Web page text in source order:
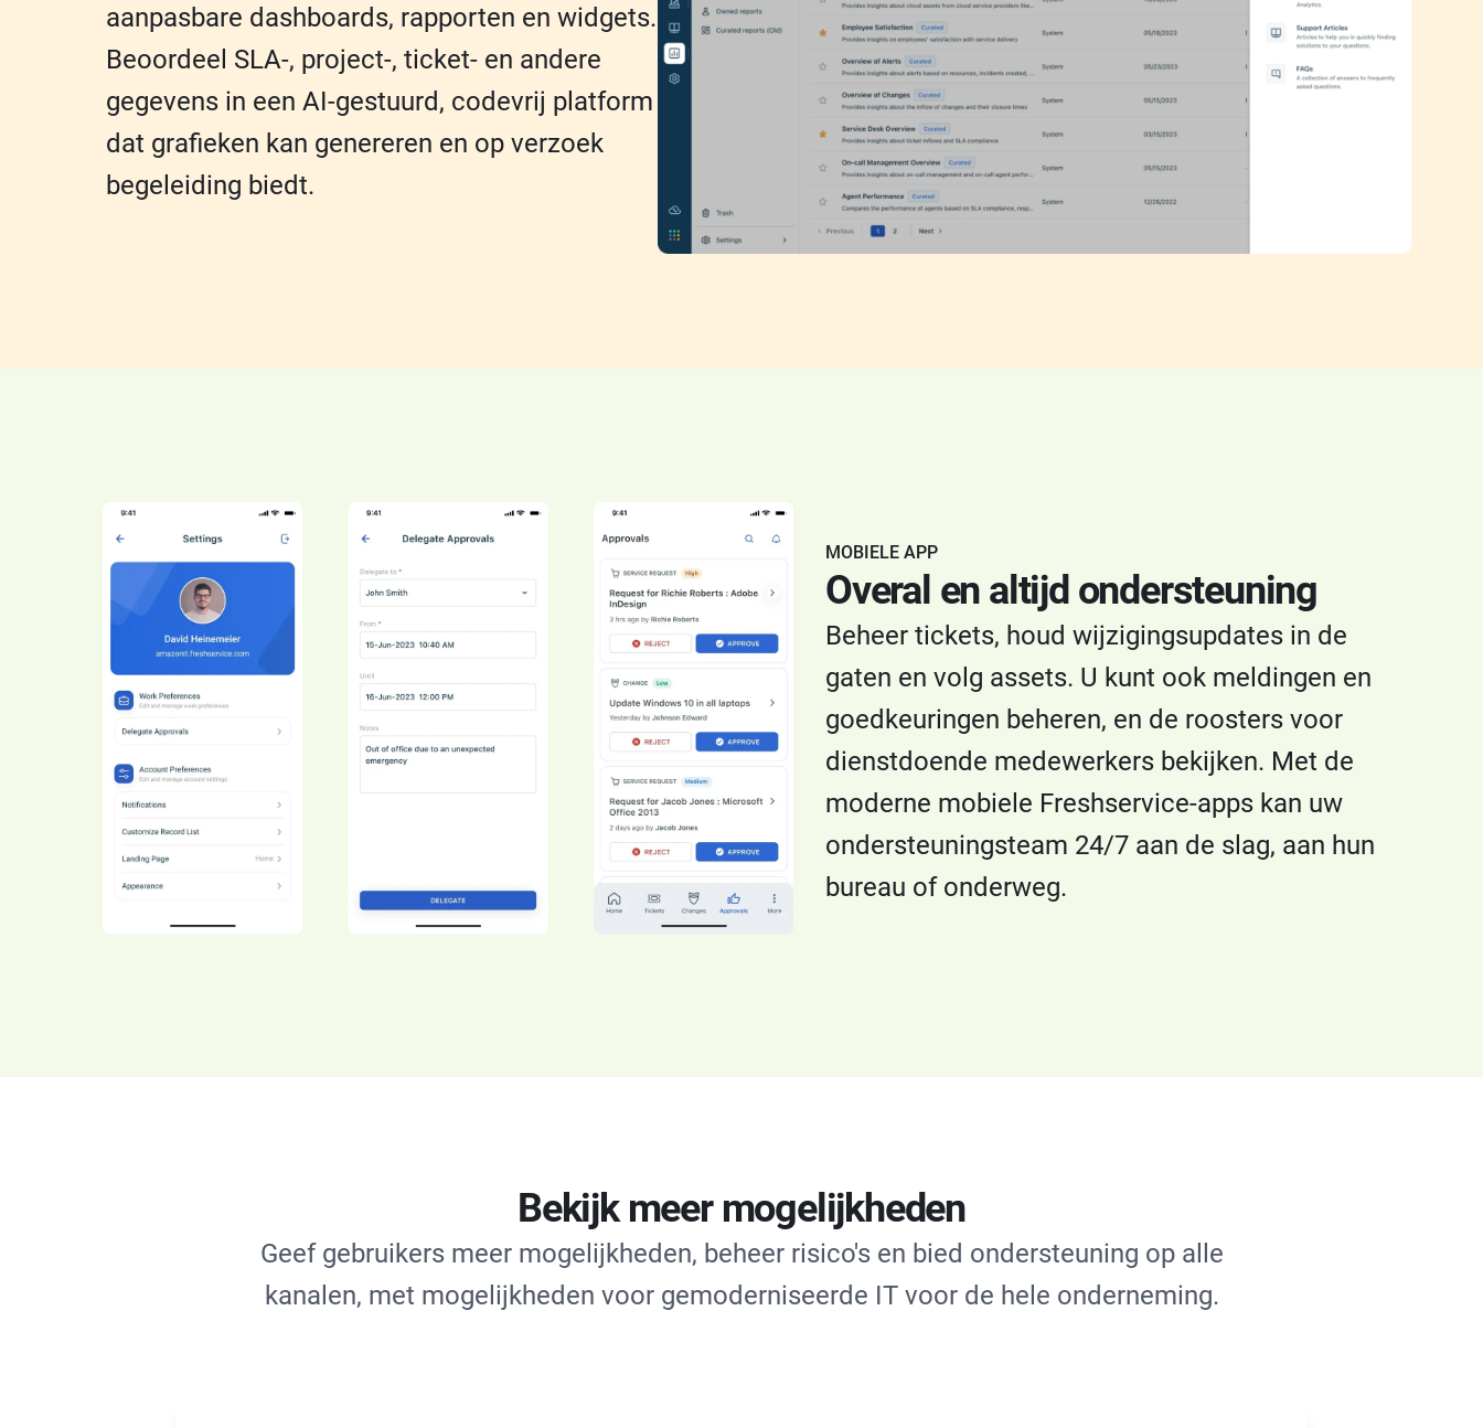
aanpasbare dashboards, rapporten en widgets.
Beoordeel SLA-, project-, ticket- en andere
gegevens in een AI-gestuurd, codevrij platform
dat grafieken kan genereren en op verzoek
begeleiding biedt.
MOBIELE APP
Overal en altijd ondersteuning
Beheer tickets, houd wijzigingsupdates in de
gaten en volg assets. U kunt ook meldingen en
goedkeuringen beheren, en de roosters voor
dienstdoende medewerkers bekijken. Met de
moderne mobiele Freshservice-apps kan uw
ondersteuningsteam 24/7 aan de slag, aan hun
bureau of onderweg.
Bekijk meer mogelijkheden
Geef gebruikers meer mogelijkheden, beheer risico's en bied ondersteuning op alle
kanalen, met mogelijkheden voor gemoderniseerde IT voor de hele onderneming.